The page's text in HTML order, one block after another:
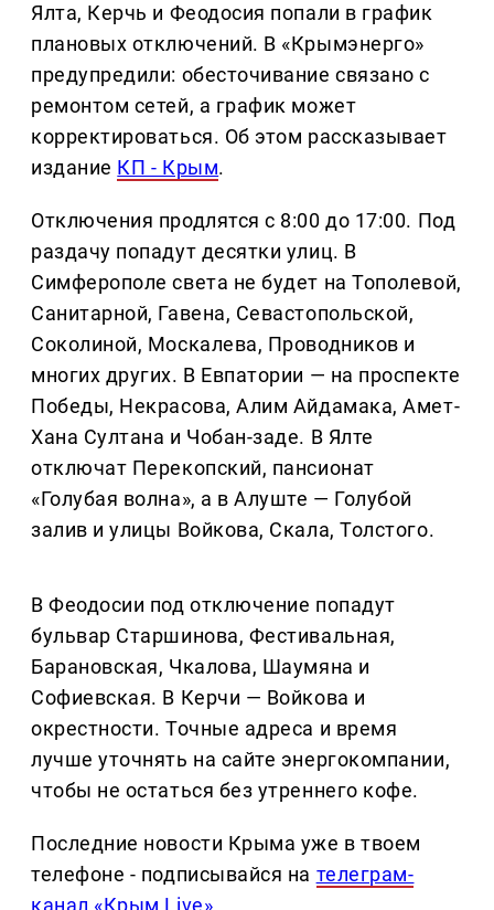
Ялта, Керчь и Феодосия попали в график
плановых отключений. В «Крымэнерго»
предупредили: обесточивание связано с
ремонтом сетей, а график может
корректироваться. Об этом рассказывает
издание КП - Крым.
Отключения продлятся с 8:00 до 17:00. Под
раздачу попадут десятки улиц. В
Симферополе света не будет на Тополевой,
Санитарной, Гавена, Севастопольской,
Соколиной, Москалева, Проводников и
многих других. В Евпатории — на проспекте
Победы, Некрасова, Алим Айдамака, Амет-
Хана Султана и Чобан-заде. В Ялте
отключат Перекопский, пансионат
«Голубая волна», а в Алуште — Голубой
залив и улицы Войкова, Скала, Толстого.
В Феодосии под отключение попадут
бульвар Старшинова, Фестивальная,
Барановская, Чкалова, Шаумяна и
Софиевская. В Керчи — Войкова и
окрестности. Точные адреса и время
лучше уточнять на сайте энергокомпании,
чтобы не остаться без утреннего кофе.
Последние новости Крыма уже в твоем
телефоне - подписывайся на телеграм-